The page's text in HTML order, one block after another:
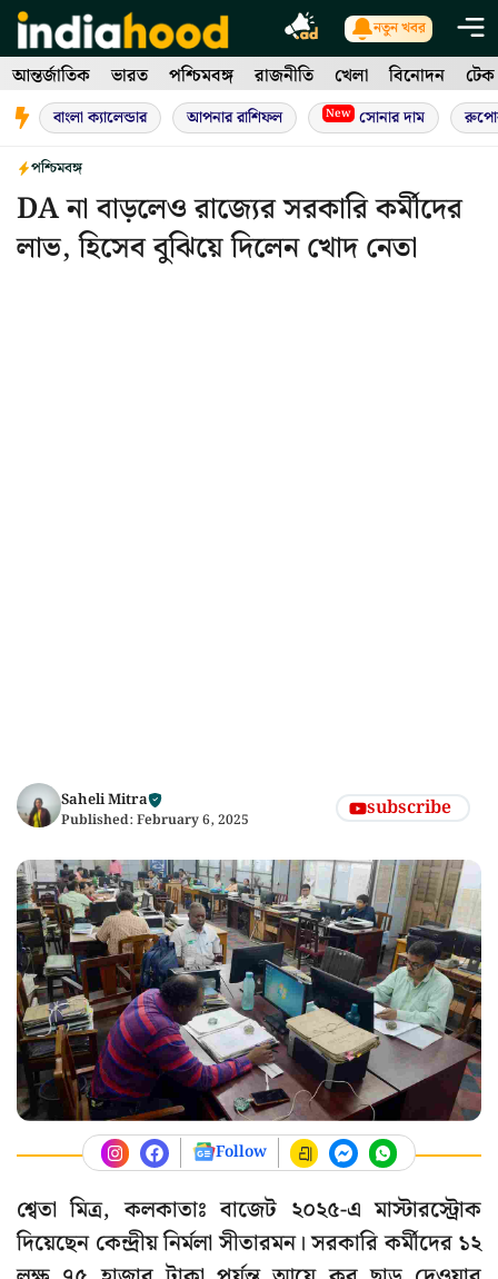
Skip
to
content
নতুন খবর
আন্তর্জাতিক ভারত পশ্চিমবঙ্গ রাজনীতি খেলা বিনোদন টেক
বাংলা ক্যালেন্ডার আপনার রাশিফল New সোনার দাম
পশ্চিমবঙ্গ
DA না বাড়লেও রাজ্যের সরকারি কর্মীদের
লাভ, হিসেব বুঝিয়ে দিলেন খোদ নেতা
Saheli Mitra
Published: February 6, 2025 subscribe
Follow
শ্বেতা মিত্র, কলকাতাঃ বাজেট ২০২৫-এ মাস্টারস্ট্রোক
দিয়েছেন কেন্দ্রীয় নির্মলা সীতারমন। সরকারি কর্মীদের ১২